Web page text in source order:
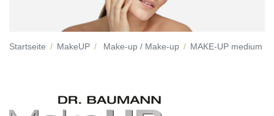
Startseite MakeUP Make-up / Make-up MAKE-UP medium